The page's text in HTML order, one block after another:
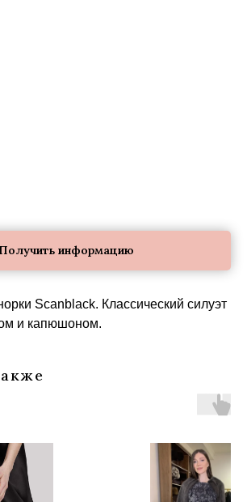
Получить информацию
Scanblack. Классический силуэт
и капюшоном.